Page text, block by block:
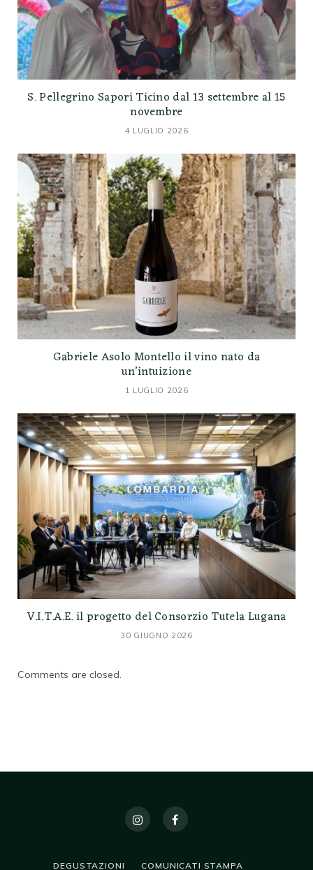
S. Pellegrino Sapori Ticino dal 13 settembre al 15
novembre
4 LUGLIO 2026
Gabriele Asolo Montello il vino nato da
un’intuizione
1 LUGLIO 2026
V.I.T.A.E. il progetto del Consorzio Tutela Lugana
30 GIUGNO 2026
Comments are closed.
DEGUSTAZIONI COMUNICATI STAMPA